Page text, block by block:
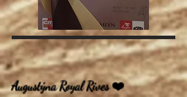
Augustýna Royal Rives ❤️